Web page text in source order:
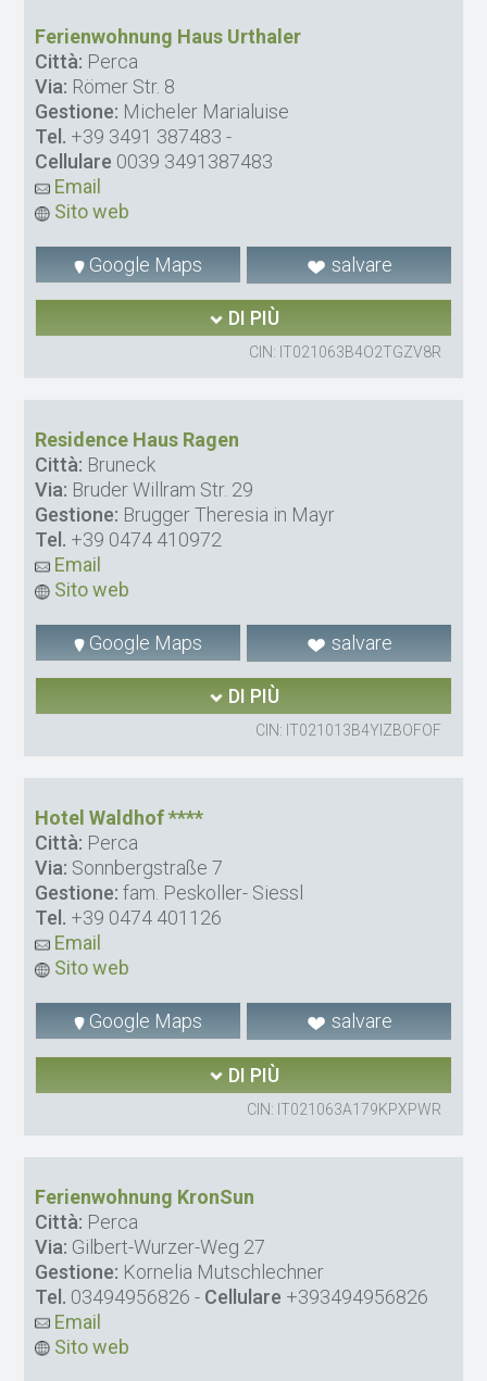
Ferienwohnung Haus Urthaler
Città: Perca
Via: Römer Str. 8
Gestione: Micheler Marialuise
Tel. +39 3491 387483 -
Cellulare 0039 3491387483
Email
Sito web
Google Maps salvare
DI PIÙ
CIN: IT021063B4O2TGZV8R
Residence Haus Ragen
Città: Bruneck
Via: Bruder Willram Str. 29
Gestione: Brugger Theresia in Mayr
Tel. +39 0474 410972
Email
Sito web
Google Maps salvare
DI PIÙ
CIN: IT021013B4YIZBOFOF
Hotel Waldhof ****
Città: Perca
Via: Sonnbergstraße 7
Gestione: fam. Peskoller- Siessl
Tel. +39 0474 401126
Email
Sito web
Google Maps salvare
DI PIÙ
CIN: IT021063A179KPXPWR
Ferienwohnung KronSun
Città: Perca
Via: Gilbert-Wurzer-Weg 27
Gestione: Kornelia Mutschlechner
Tel. 03494956826 - Cellulare +393494956826
Email
Sito web